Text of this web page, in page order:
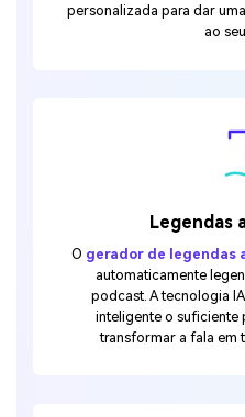
personalizada para dar
ao
Legendas
O gerador de legendas
automaticamente
podcast. A tecnologia
inteligente o suficiente
transformar a fala em